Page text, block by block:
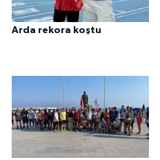
Arda rekora koştu